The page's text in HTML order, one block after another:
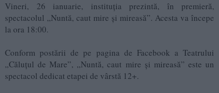
Vineri, 26 ianuarie, instituția prezintă, în premieră,
spectacolul „Nuntă, caut mire și mireasă”. Acesta va începe
la ora 18:00.
Conform postării de pe pagina de Facebook a Teatrului
„Căluțul de Mare”, „Nuntă, caut mire și mireasă” este un
spectacol dedicat etapei de vârstă 12+.